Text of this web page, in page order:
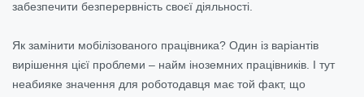
забезпечити безперервність своєї діяльності.
Як замінити мобілізованого працівника? Один із варіантів
вирішення цієї проблеми – найм іноземних працівників. І тут
неабияке значення для роботодавця має той факт, що